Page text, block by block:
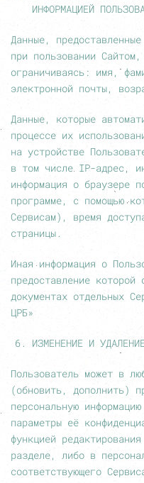
ИНФОРМАЦИЕЙ
Данные,
при пользовании
ограничиваясь: имя,
электронной почты,
Данные, которые
процессе их
на устройстве
в том числе IP-адрес,
информация о браузере
программе, с помощью
Сервисам), время
страницы.
Иная информация о
предоставление которой
документах отдельных
ЦРБ»
ИЗМЕНЕНИЕ И
Пользователь может в
(обновить, дополнить)
персональную
параметры её
функцией
разделе, либо в
соответствующего